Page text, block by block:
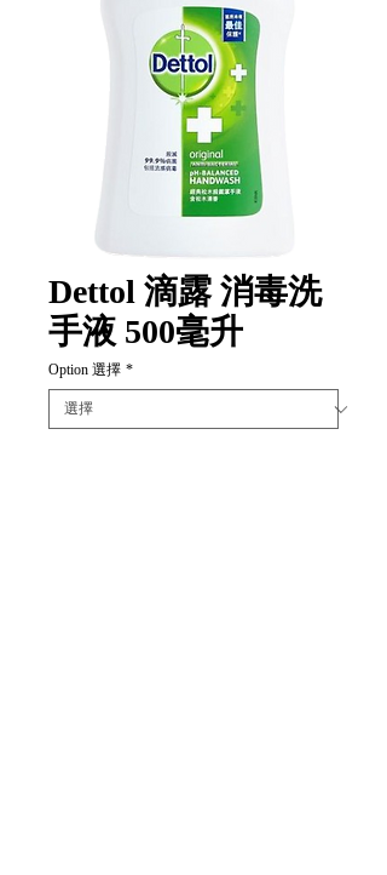
Dettol 滴露 消毒洗
手液 500毫升
Option 選擇 *